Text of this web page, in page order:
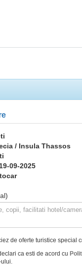
/ Insula Thassos
19-09-2025
de oferte turistice special
ca esti de acord cu